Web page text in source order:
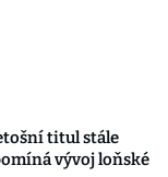
titul stále
vývoj loňské